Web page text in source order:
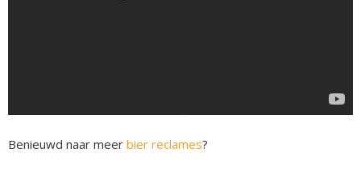
Benieuwd naar meer bier reclames?